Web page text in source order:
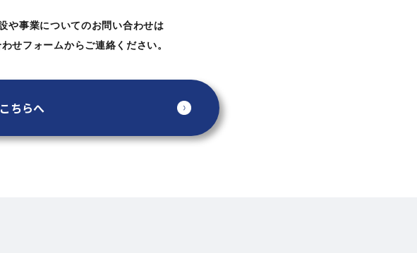
や事業についてのお問い合わせは
せフォームからご連絡ください。
ちらへ